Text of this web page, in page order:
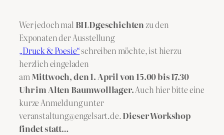
Wer jedoch mal BILDgeschichten zu den
Exponaten der Ausstellung
„Druck & Poesie“schreiben möchte, ist hierzu
herzlich eingeladen
amMittwoch, den 1. April von 15.00 bis 17.30
Uhr im Alten Baumwolllager.Auch hier bitte eine
kurze Anmeldung unter
veranstaltung@engelsart.de.Dieser Workshop
findet statt…